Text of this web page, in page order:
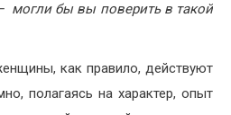
могли бы вы поверить в такой
как правило, действуют
полагаясь на характер, опыт